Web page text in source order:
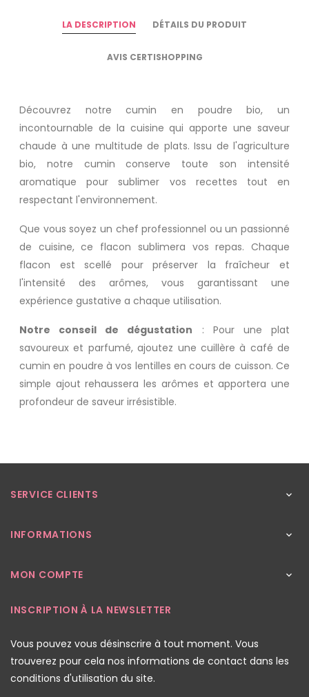
LA DESCRIPTION DÉTAILS DU PRODUIT
AVIS CERTISHOPPING
Découvrez notre cumin en poudre bio, un
incontournable de la cuisine qui apporte une saveur
chaude à une multitude de plats. Issu de l'agriculture
bio, notre cumin conserve toute son intensité
aromatique pour sublimer vos recettes tout en
respectant l'environnement.
Que vous soyez un chef professionnel ou un passionné
de cuisine, ce flacon sublimera vos repas. Chaque
flacon est scellé pour préserver la fraîcheur et
l'intensité des arômes, vous garantissant une
expérience gustative a chaque utilisation.
Notre conseil de dégustation : Pour une plat
savoureux et parfumé, ajoutez une cuillère à café de
cumin en poudre à vos lentilles en cours de cuisson. Ce
simple ajout rehaussera les arômes et apportera une
profondeur de saveur irrésistible.
SERVICE CLIENTS 
INFORMATIONS 
MON COMPTE 
INSCRIPTION À LA NEWSLETTER
Vous pouvez vous désinscrire à tout moment. Vous
trouverez pour cela nos informations de contact dans les
conditions d'utilisation du site.